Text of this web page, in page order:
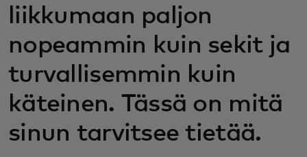
liikkumaan paljon
nopeammin kuin sekit ja
turvallisemmin kuin
käteinen. Tässä on mitä
sinun tarvitsee tietää.